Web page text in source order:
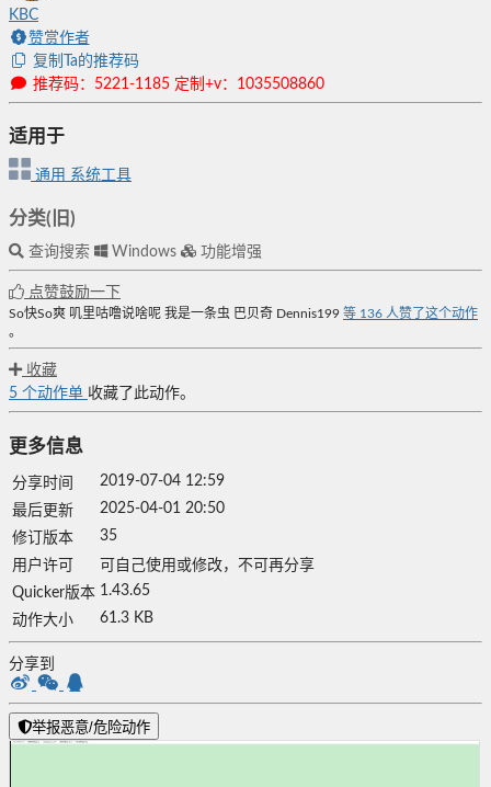
KBC
赞赏作者
复制Ta的推荐码
推荐码：5221-1185 定制+v：1035508860
适用于
通用 系统工具
分类(旧)
查询搜索 Windows 功能增强
点赞鼓励一下
So快So爽 叽里咕噜说啥呢 我是一条虫 巴贝奇 Dennis199 等 136 人赞了这个动作
。
收藏
5 个动作单 收藏了此动作。
更多信息
分享时间
2019-07-04 12:59
最后更新
2025-04-01 20:50
修订版本
35
用户许可
可自己使用或修改，不可再分享
Quicker版本 1.43.65
动作大小
61.3 KB
分享到
举报恶意/危险动作